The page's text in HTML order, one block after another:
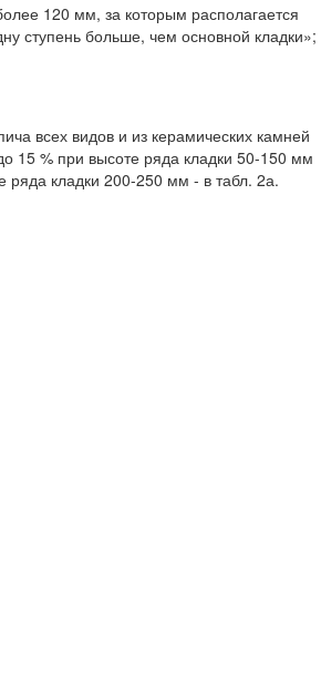
120 мм, за которым располагается
ступень больше, чем основной кладки»;
всех видов и из керамических камней
15 % при высоте ряда кладки 50-150 мм
ряда кладки 200-250 мм - в табл. 2а.